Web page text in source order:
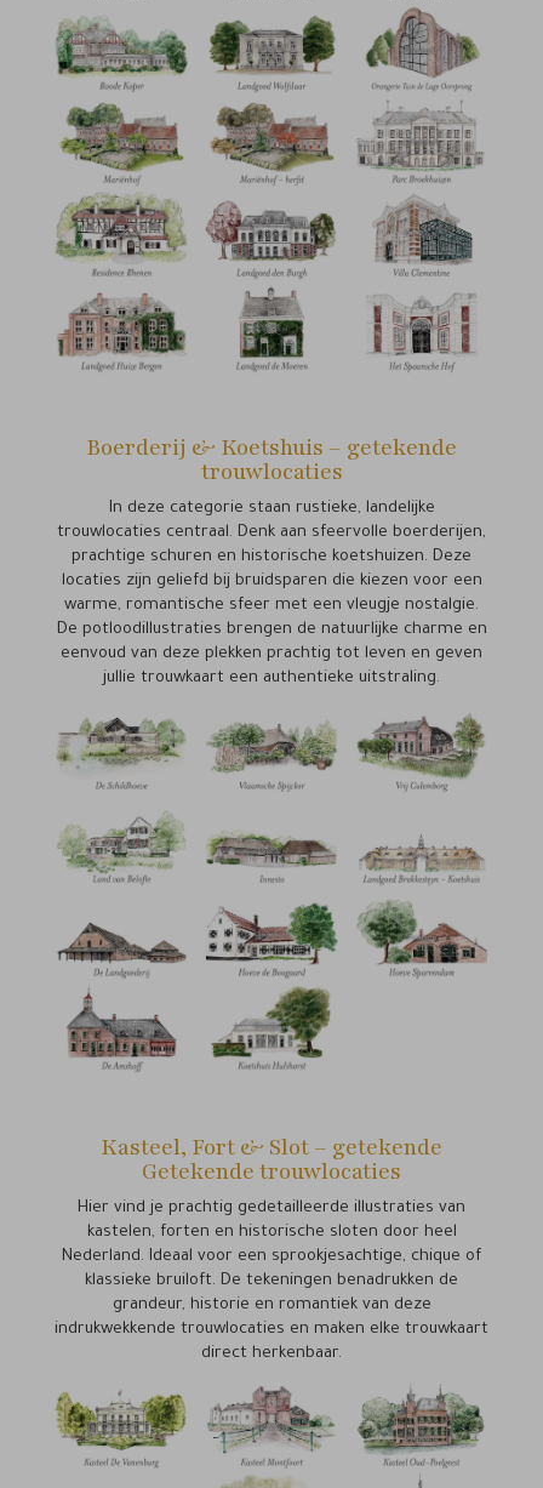
Boerderij & Koetshuis – getekende
trouwlocaties
In deze categorie staan rustieke, landelijke
trouwlocaties centraal. Denk aan sfeervolle boerderijen,
prachtige schuren en historische koetshuizen. Deze
locaties zijn geliefd bij bruidsparen die kiezen voor een
warme, romantische sfeer met een vleugje nostalgie.
De potloodillustraties brengen de natuurlijke charme en
eenvoud van deze plekken prachtig tot leven en geven
jullie trouwkaart een authentieke uitstraling.
Kasteel, Fort & Slot – getekende
Getekende trouwlocaties
Hier vind je prachtig gedetailleerde illustraties van
kastelen, forten en historische sloten door heel
Nederland. Ideaal voor een sprookjesachtige, chique of
klassieke bruiloft. De tekeningen benadrukken de
grandeur, historie en romantiek van deze
indrukwekkende trouwlocaties en maken elke trouwkaart
direct herkenbaar.